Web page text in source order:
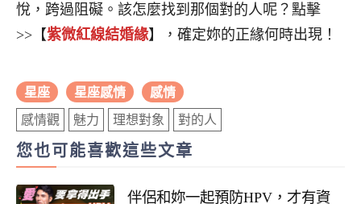
悅，跨過阻礙。該怎麼找到那個對的人呢？點擊
>>【紫微紅線結婚緣】，確定妳的正緣何時出現！
星座 星座感情 感情
感情觀 魅力 理想對象 對的人
您也可能喜歡這些文章
伴侶和妳一起預防HPV，才有資